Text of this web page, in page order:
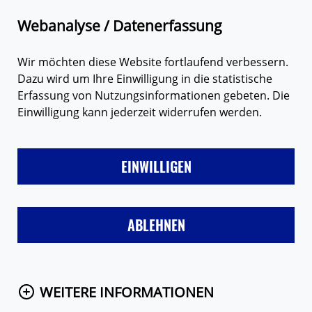
Webanalyse / Datenerfassung
Wir möchten diese Website fortlaufend verbessern.
Dazu wird um Ihre Einwilligung in die statistische
Erfassung von Nutzungsinformationen gebeten. Die
Einwilligung kann jederzeit widerrufen werden.
EINWILLIGEN
ABLEHNEN
WEITERE INFORMATIONEN
LIEBE FREUNDE & FAMILIE SEX VERHÜTUNG
Alles in Ordnung?
Selbstuntersuchung